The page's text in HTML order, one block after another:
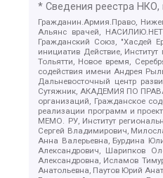
* Сведения реестра НКО,
Гражданин.Армия.Право,
Альянс врачей,
Гражданский Союз, "Хасдей
инициатив Действие,
Тольятти, Новое время,
содействия имени Андрея
Дальневосточный центр
Сутяжник, АКАДЕМИЯ ПО
организаций, Гражданское
реализации программ и
МЕМО. РУ, Институт
Сергей Владимирович,
Анна Валерьевна, Бурдина
Александрович, Шарипков
Александровна, Исламов
Анатольевна, Паутов Юрий